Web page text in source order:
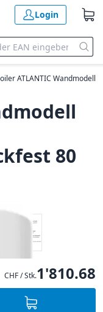
Login
ATLANTIC Wandmodell
80
CHF / Stk.1'810.68